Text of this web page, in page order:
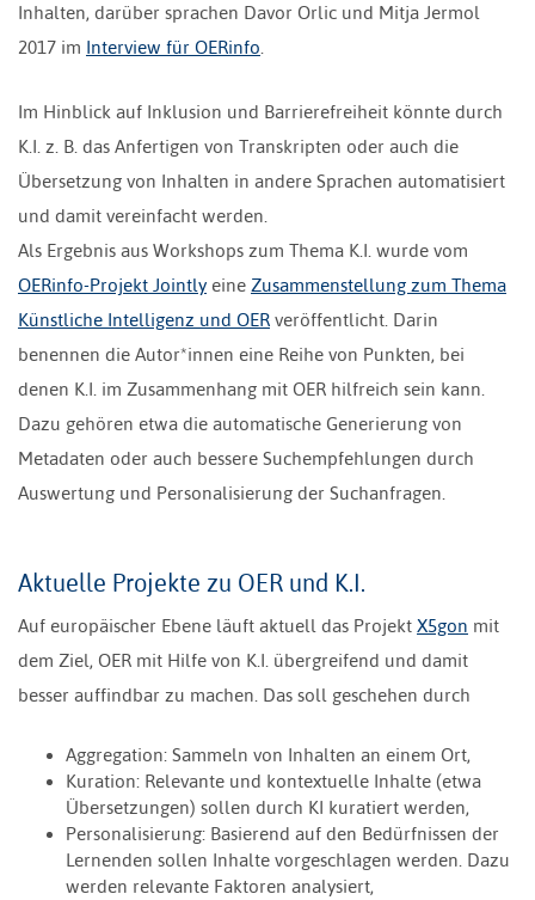
Inhalten, darüber sprachen Davor Orlic und Mitja Jermol
2017 im Interview für OERinfo
Im Hinblick auf Inklusion und Barrierefreiheit könnte durch
K.I. z. B. das Anfertigen von Transkripten oder auch die
Übersetzung von Inhalten in andere Sprachen automatisiert
und damit vereinfacht werden.
Als Ergebnis aus Workshops zum Thema K.I. wurde vom
OERinfo-Projekt Jointly eine Zusammenstellung zum Thema
Künstliche Intelligenz und OER veröffentlicht. Darin
benennen die Autor*innen eine Reihe von Punkten, bei
denen K.I. im Zusammenhang mit OER hilfreich sein kann.
Dazu gehören etwa die automatische Generierung von
Metadaten oder auch bessere Suchempfehlungen durch
Auswertung und Personalisierung der Suchanfragen.
Aktuelle Projekte zu OER und K.I.
Auf europäischer Ebene läuft aktuell das Projekt X5gon mit
dem Ziel, OER mit Hilfe von K.I. übergreifend und damit
besser auffindbar zu machen. Das soll geschehen durch
Aggregation: Sammeln von Inhalten an einem Ort,
Kuration: Relevante und kontextuelle Inhalte (etwa
Übersetzungen) sollen durch KI kuratiert werden,
Personalisierung: Basierend auf den Bedürfnissen der
Lernenden sollen Inhalte vorgeschlagen werden. Dazu
werden relevante Faktoren analysiert,